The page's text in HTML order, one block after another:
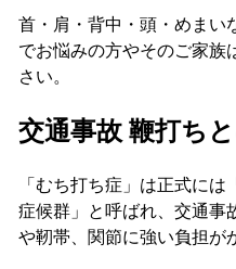
首・肩・背中・頭・めまい
でお悩みの方やそのご家族
さい。
交通事故 鞭打ち
「むち打ち症」は正式に
症候群」と呼ばれ、交通事
や靭帯、関節に強い負担が